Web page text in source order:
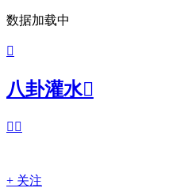
数据加载中

八卦灌水
 
+ 关注